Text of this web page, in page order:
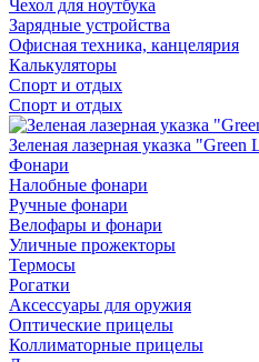
Чехол для ноутбука
Зарядные устройства
Офисная техника, канцелярия
Калькуляторы
Спорт и отдых
Спорт и отдых
Зеленая лазерная указка
Фонари
Налобные фонари
Ручные фонари
Велофары и фонари
Уличные прожекторы
Термосы
Рогатки
Аксессуары для оружия
Оптические прицелы
Коллиматорные прицелы